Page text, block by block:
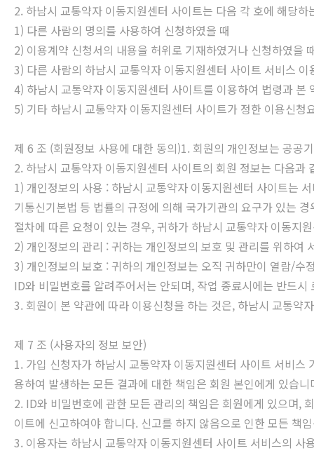
2. 하남시 교통약자 이동지원센터 사이트는 다음 각 호에 해당
1) 다른 사람의 명의를 사용하여 신청하였을 때
2) 이용계약 신청서의 내용을 허위로 기재하였거나 신청하였을
3) 다른 사람의 하남시 교통약자 이동지원센터 사이트 서비스
4) 하남시 교통약자 이동지원센터 사이트를 이용하여 법령과 본
5) 기타 하남시 교통약자 이동지원센터 사이트가 정한 이용신청
제 6 조 (회원정보 사용에 대한 동의)1. 회원의 개인정보는 공공
2. 하남시 교통약자 이동지원센터 사이트의 회원 정보는 다음과
1) 개인정보의 사용 : 하남시 교통약자 이동지원센터 사이트는
기통신기본법 등 법률의 규정에 의해 국가기관의 요구가 있는
절차에 따른 요청이 있는 경우, 귀하가 하남시 교통약자 이동지
2) 개인정보의 관리 : 귀하는 개인정보의 보호 및 관리를 위하
3) 개인정보의 보호 : 귀하의 개인정보는 오직 귀하만이 열람/
ID와 비밀번호를 알려주어서는 안되며, 작업 종료시에는 반드시
3. 회원이 본 약관에 따라 이용신청을 하는 것은, 하남시 교통약
제 7 조 (사용자의 정보 보안)
1. 가입 신청자가 하남시 교통약자 이동지원센터 사이트 서비
용하여 발생하는 모든 결과에 대한 책임은 회원 본인에게 있습니
2. ID와 비밀번호에 관한 모든 관리의 책임은 회원에게 있으며,
이트에 신고하여야 합니다. 신고를 하지 않음으로 인한 모든 책
3. 이용자는 하남시 교통약자 이동지원센터 사이트 서비스의